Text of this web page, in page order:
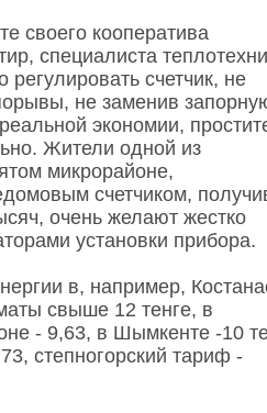
своего кооператива
специалиста
регулировать счетчик, не
не заменив
экономии,
Жители одной из
микрорайоне,
счетчиком,
очень желают жестко
установки прибора.
в, например,
свыше 12 тенге, в
- 9,63, в Шымкенте -10
степногорский тариф -